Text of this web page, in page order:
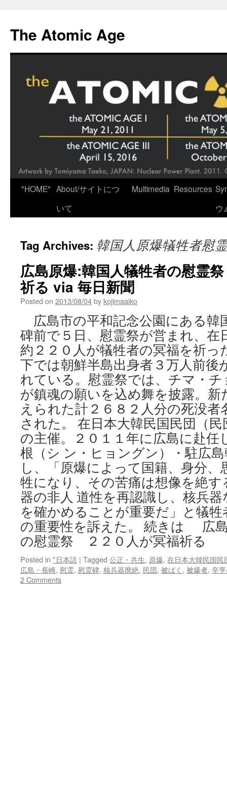
content
The Atomic Age
*HOME* About/サイトにつ
いて
Multimedia Resources
ウ
Tag Archives: 韓国人原爆犠牲者慰
広島原爆:韓国人犠牲者の慰霊
祈る via 毎日新聞
Posted on 2013/08/04by kojimaaiko
広島市の平和記念公園にある韓
碑前で５日、慰霊祭が営まれ、在
約２２０人が犠牲者の冥福を祈っ
下では朝鮮半島出身者３万人前後
れている。慰霊祭では、チマ・
が鎮魂の願いを込め舞を披露。新
えられた計２６８２人分の死没者
された。 在日本大韓民国民団（
の主催。２０１１年に広島に赴任
根（シ ン・ヒョングン）・駐広
し、「原爆によって国籍、身分
牲になり、その苦痛は想像を絶
器の非人 道性を再認識し、核兵
を確かめることが重要だ」と犠
の重要性を訴えた。 続きは 広
の慰霊祭 ２２０人が冥福祈る
Posted in *日本語 | Tagged 公正・共生, 原爆, 在日本大韓民国民
広島・長崎, 慰霊, 慰霊碑, 核兵器廃絶, 民団, 被ばく , 被爆者, 辛
2 Comments